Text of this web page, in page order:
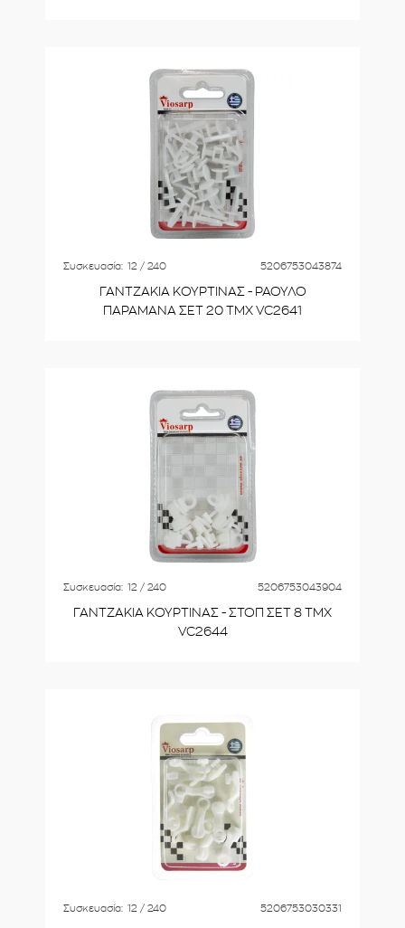
Συσκευασία: 12 / 240 5206753043874
ΓΑΝΤΖΑΚΙΑ ΚΟΥΡΤΙΝΑΣ - ΡΑΟΥΛΟ
ΠΑΡΑΜΑΝΑ ΣΕΤ 20 ΤΜΧ VC2641
Συσκευασία: 12 / 240 5206753043904
ΓΑΝΤΖΑΚΙΑ ΚΟΥΡΤΙΝΑΣ - ΣΤΟΠ ΣΕΤ 8 ΤΜΧ
VC2644
Συσκευασία: 12 / 240 5206753030331